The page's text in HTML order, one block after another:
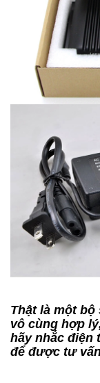
Thật là một
vô cùng hợp
hãy nhắc điện
để được tư